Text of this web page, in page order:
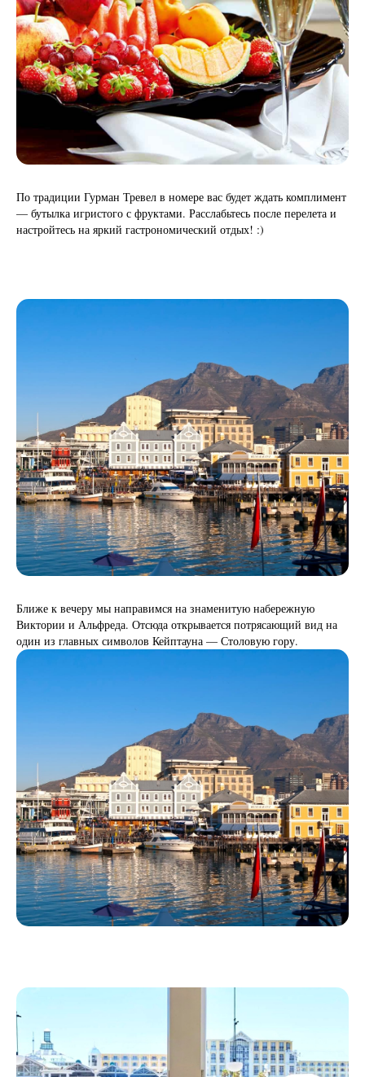
По традиции Гурман Тревел в номере вас будет ждать комплимент
— бутылка игристого с фруктами. Расслабьтесь после перелета и
настройтесь на яркий гастрономический отдых! :)
Ближе к вечеру мы направимся на знаменитую набережную
Виктории и Альфреда. Отсюда открывается потрясающий вид на
один из главных символов Кейптауна — Столовую гору.